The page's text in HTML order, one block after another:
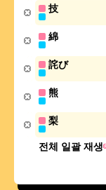
전체 일괄 재생
技
綿
詫び
熊
梨